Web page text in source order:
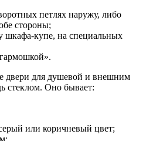
петлях наружу, либо
стороны;
шкафа-купе, на специальных
двери для душевой и внешним
стеклом. Оно бывает:
или коричневый цвет;